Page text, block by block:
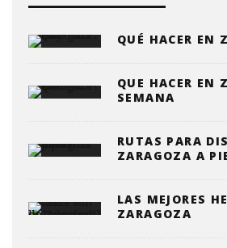
QUÉ HACER EN
QUE HACER EN
SEMANA
RUTAS PARA
ZARAGOZA A
LAS MEJORES
ZARAGOZA